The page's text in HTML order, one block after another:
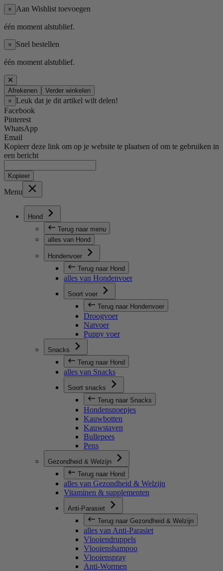
× Aan Wishlist toevoegen
één moment alstublief.
× Snel bestellen
één moment alstublief.
Afrekenen
Verder winkelen
× Leuk dat je dit artikel wilt delen!
Facebook
Pinterest
WhatsApp
Email
Kopieer deze link om op je website te plaatsen of om te gebruiken in
een bericht
Kopieer
Menu
Hond
Terug naar menu
alles van Hond
Hondenvoer
Terug naar Hond
alles van Hondenvoer
Soort voer
Terug naar Hondenvoer
Droogvoer
Natvoer
Puppy voer
Snacks
Terug naar Hond
alles van Snacks
Soort snacks
Terug naar Snacks
Hondensnoepjes
Kauwbotten
Kauwstaven
Bullepees
Pens
Gezondheid & Welzijn
Terug naar Hond
alles van Gezondheid & Welzijn
Vitaminen & supplementen
Anti-Parasiet
Terug naar Gezondheid & Welzijn
alles van Anti-Parasiet
Vlooiendruppels
Vlooienshampoo
Vlooienspray
Anti-Wormen